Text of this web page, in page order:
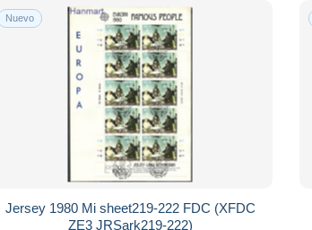
Nuevo
Jersey 1980 Mi sheet219-222 FDC (XFDC
ZE3 JRSark219-222)